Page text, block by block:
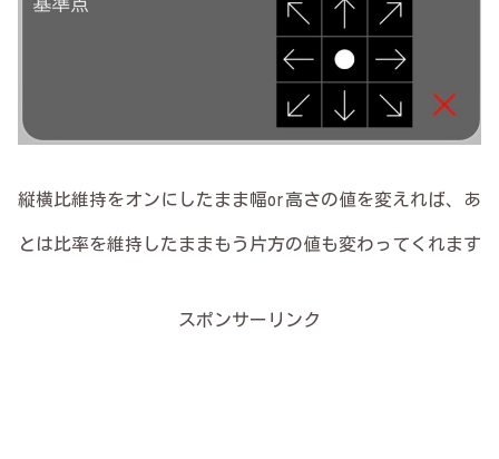
縦横比維持をオンにしたまま幅or高さの値を変えれば、あ
とは比率を維持したままもう片方の値も変わってくれます
スポンサーリンク